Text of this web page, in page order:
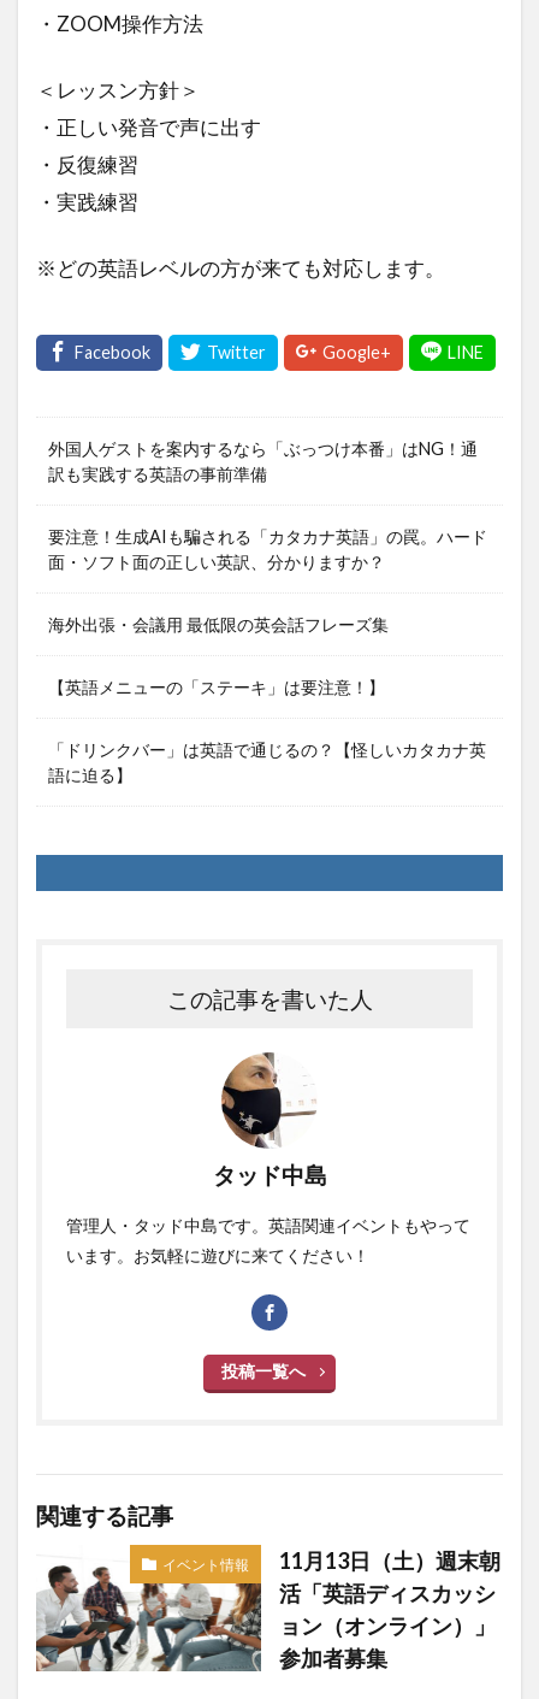
・ZOOM操作方法
＜レッスン方針＞
・正しい発音で声に出す
・反復練習
・実践練習
※どの英語レベルの方が来ても対応します。
外国人ゲストを案内するなら「ぶっつけ本番」はNG！通
訳も実践する英語の事前準備
要注意！生成AIも騙される「カタカナ英語」の罠。ハード
面・ソフト面の正しい英訳、分かりますか？
海外出張・会議用 最低限の英会話フレーズ集
【英語メニューの「ステーキ」は要注意！】
「ドリンクバー」は英語で通じるの？【怪しいカタカナ英
語に迫る】
この記事を書いた人
タッド中島
管理人・タッド中島です。英語関連イベントもやって
います。お気軽に遊びに来てください！
投稿一覧へ
関連する記事
イベント情報
11月13日（土）週末朝
活「英語ディスカッシ
ョン（オンライン）」
参加者募集